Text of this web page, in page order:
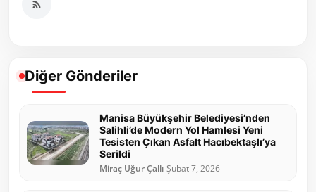
Diğer Gönderiler
Manisa Büyükşehir Belediyesi’nden
Salihli’de Modern Yol Hamlesi Yeni
Tesisten Çıkan Asfalt Hacıbektaşlı’ya
Serildi
Miraç Uğur Çallı Şubat 7, 2026